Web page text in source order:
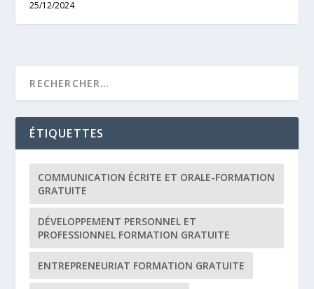
25/12/2024
ÉTIQUETTES
COMMUNICATION ÉCRITE ET ORALE-FORMATION
GRATUITE
DÉVELOPPEMENT PERSONNEL ET
PROFESSIONNEL FORMATION GRATUITE
ENTREPRENEURIAT FORMATION GRATUITE